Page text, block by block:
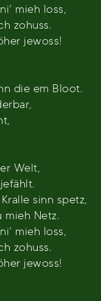
mieh loss,
zohuss.
jewoss!
die em Bloot.
Welt,
sinn spetz,
mieh Netz.
mieh loss,
zohuss.
jewoss!